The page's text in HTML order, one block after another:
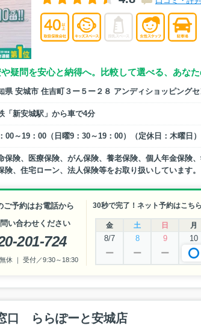
疑問を安心と納得へ。比較して選べる、あなた
県 安城市 住吉町３ー５ー２８ アンディショッピング
「新安城駅」から車で4分
00～19：00（日曜9：30～19：00）（定休日：木曜日）
保険、医療保険、がん保険、養老保険、個人年金保険
険、住宅ローン、法人保険等をお取り扱いしています。
ご予約はお電話から
い合わせください
201-724
休 ｜ 受付／9:30～18:30
30秒で完了！ネット予約はこち
金 土 日 月
8/7 8 9 10
ー ー ー
口 ららぽーと安城店